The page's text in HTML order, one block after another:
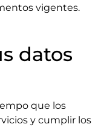
vigentes.
datos
que los
y cumplir los